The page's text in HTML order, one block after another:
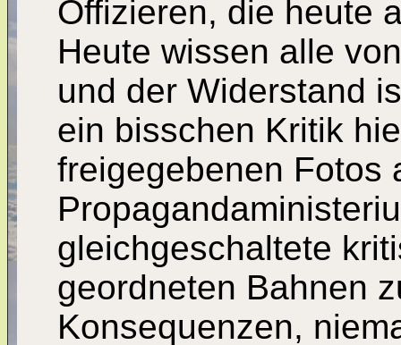
Offizieren, die heute
Heute wissen alle
und der Widerstand
ein bisschen Kritik
freigegebenen Fotos
gleichgeschaltete
geordneten Bahnen
Konsequenzen,